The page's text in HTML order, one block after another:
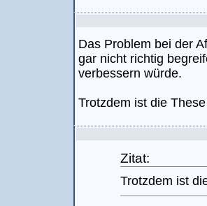
Das Problem bei der
gar nicht richtig
verbessern würde.
Trotzdem ist die
Zitat:
Trotzdem ist